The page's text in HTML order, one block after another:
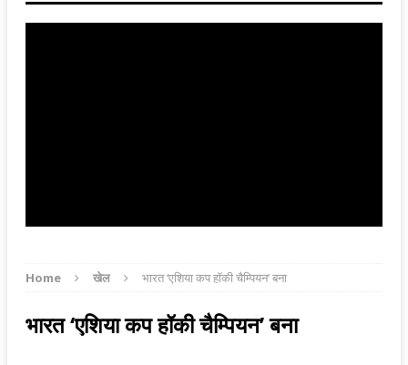
Home खेल भारत ‘एशिया कप हॉकी चैम्पियन’ बना
भारत ‘एशिया कप हॉकी चैम्पियन’ बना